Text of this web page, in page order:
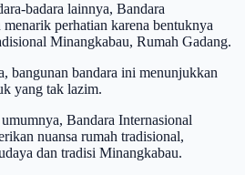
badara lainnya, Bandara
perhatian karena bentuknya
Minangkabau, Rumah Gadang.
bangunan bandara ini menunjukkan
yang tak lazim.
Bandara Internasional
nuansa rumah tradisional,
dan tradisi Minangkabau.